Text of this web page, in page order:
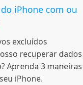
iPhone com ou
excluídos
recuperar dados
Aprenda 3 maneiras
iPhone.